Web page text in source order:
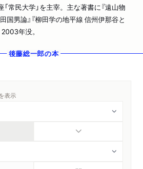
常民大学」を主宰。主な著書に『遠山物
国男論』『柳田学の地平線 信州伊那谷と
年没。
後藤総一郎の本
表示